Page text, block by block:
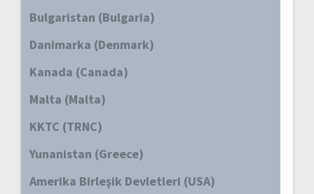
Bulgaristan (Bulgaria)
Danimarka (Denmark)
Kanada (Canada)
Malta (Malta)
KKTC (TRNC)
Yunanistan (Greece)
Amerika Birleşik Devletleri (USA)